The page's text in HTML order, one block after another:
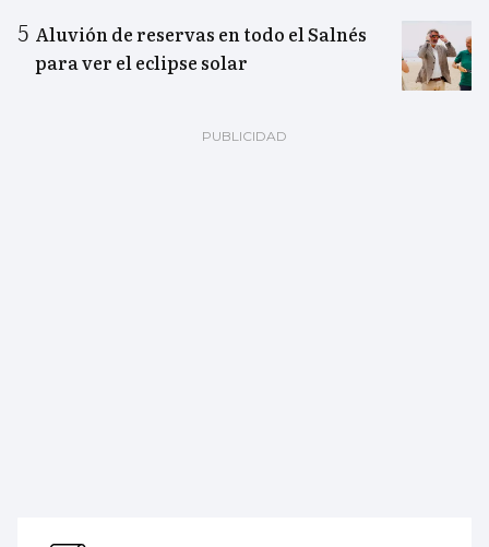
Aluvión de reservas en todo el Salnés
para ver el eclipse solar